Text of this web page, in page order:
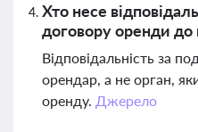
Хто несе
договору оренди до
Відповідальність за
орендар, а не орган,
оренду. Джерело